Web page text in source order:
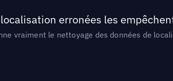
erronées les
vraiment le nettoyage des données de